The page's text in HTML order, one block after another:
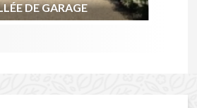
DE GARAGE